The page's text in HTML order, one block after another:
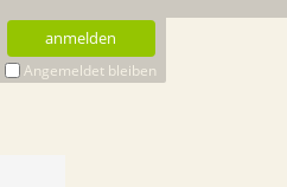
anmelden
Angemeldet bleiben